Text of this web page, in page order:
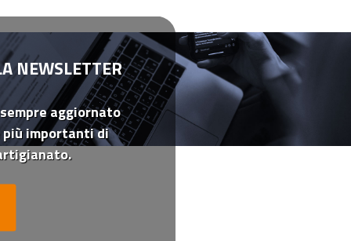
NEWSLETTER
aggiornato
importanti di